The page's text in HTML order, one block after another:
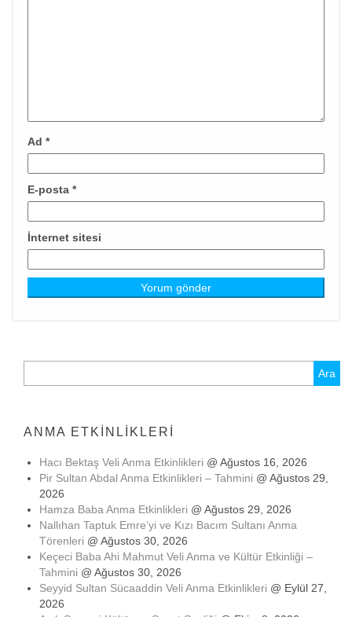
Ad *
E-posta *
İnternet sitesi
ANMA ETKINLIKLERI
Hacı Bektaş Veli Anma Etkinlikleri @ Ağustos 16, 2026
Pir Sultan Abdal Anma Etkinlikleri – Tahmini @ Ağustos 29,
2026
Hamza Baba Anma Etkinlikleri @ Ağustos 29, 2026
Nallıhan Taptuk Emre’yi ve Kızı Bacım Sultanı Anma
Törenleri @ Ağustos 30, 2026
Keçeci Baba Ahi Mahmut Veli Anma ve Kültür Etkinliği –
Tahmini @ Ağustos 30, 2026
Seyyid Sultan Sücaaddin Veli Anma Etkinlikleri @ Eylül 27,
2026